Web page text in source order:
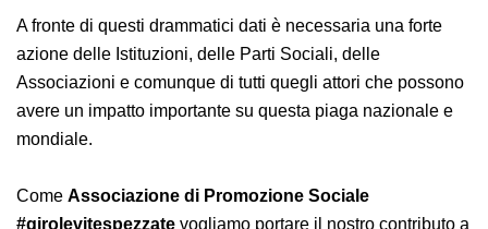
colpevole silenzio.
A fronte di questi drammatici dati è necessaria una
forte azione delle Istituzioni, delle Parti Sociali, delle
Associazioni e comunque di tutti quegli attori che
nazionale e mondiale.